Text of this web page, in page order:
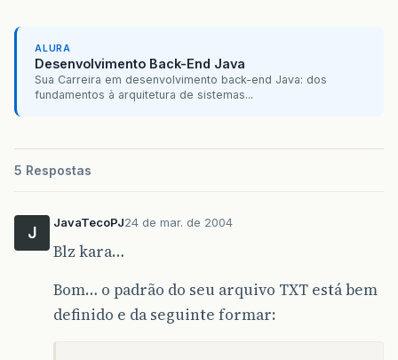
ALURA
Desenvolvimento Back-End Java
Sua Carreira em desenvolvimento back-end Java: dos
fundamentos à arquitetura de sistemas...
5 Respostas
J
JavaTecoPJ24 de mar. de 2004
Blz kara…
Bom… o padrão do seu arquivo TXT está bem
definido e da seguinte formar: